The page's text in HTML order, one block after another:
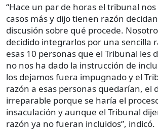
“Hace un par de horas el tribunal
casos más y dijo tienen razón
discusión sobre qué procede.
decidido integrarlos por una sencilla
esas 10 personas que el Tribunal les
no nos ha dado la instrucción de
los dejamos fuera impugnado y el
razón a esas personas quedarían, el
irreparable porque se haría el
insaculación y aunque el Tribunal
razón ya no fueran incluidos”, indicó.